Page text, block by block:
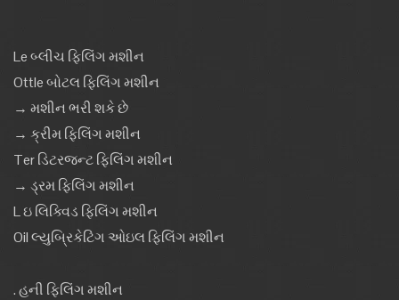
Le બ્લીચ ફિલિંગ મશીન
Ottle બોટલ ફિલિંગ મશીન
→ મશીન ભરી શકે છે
→ ક્રીમ ફિલિંગ મશીન
Ter ડિટરજન્ટ ફિલિંગ મશીન
→ ડ્રમ ફિલિંગ મશીન
L ઇ લિક્વિડ ફિલિંગ મશીન
Oil લ્યુબ્રિકેટિંગ ઓઇલ ફિલિંગ મશીન
. હની ફિલિંગ મશીન